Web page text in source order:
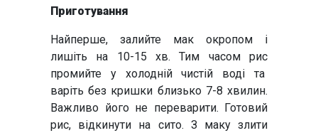
Приготування
Найперше, залийте мак окропом і
лишіть на 10-15 хв. Тим часом рис
промийте у холодній чистій воді та
варіть без кришки близько 7-8 хвилин.
Важливо його не переварити. Готовий
рис, відкинути на сито. З маку злити